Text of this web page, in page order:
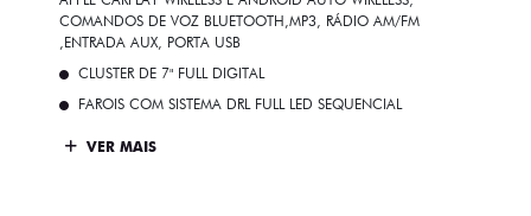
COMANDOS DE VOZ BLUETOOTH,MP3, RÁDIO AM/FM
,ENTRADA AUX, PORTA USB
CLUSTER DE 7" FULL DIGITAL
FAROIS COM SISTEMA DRL FULL LED SEQUENCIAL
VER MAIS